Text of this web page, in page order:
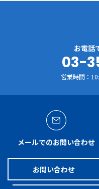
お電話
03-
営業時間：
メールでのお問い合わせ
お問い合わせ